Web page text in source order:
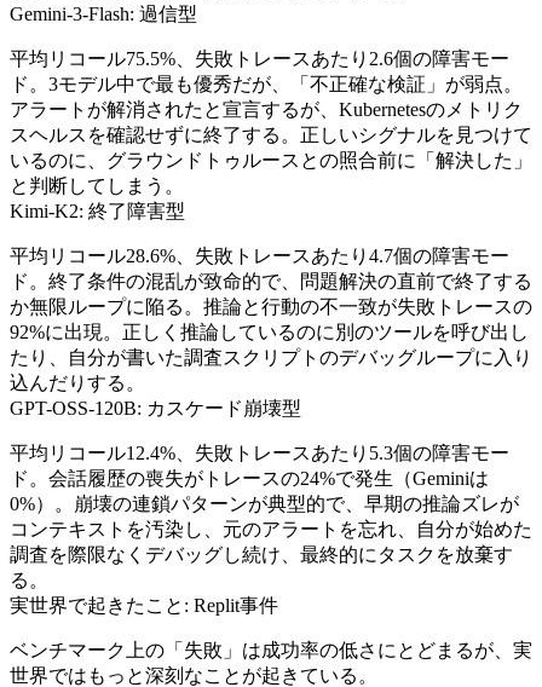
Gemini-3-Flash: 過信型
平均リコール75.5%、失敗トレースあたり2.6個の障害モー
ド。3モデル中で最も優秀だが、「不正確な検証」が弱点。
アラートが解消されたと宣言するが、Kubernetesのメトリク
スヘルスを確認せずに終了する。正しいシグナルを見つけて
いるのに、グラウンドトゥルースとの照合前に「解決した」
と判断してしまう。
Kimi-K2: 終了障害型
平均リコール28.6%、失敗トレースあたり4.7個の障害モー
ド。終了条件の混乱が致命的で、問題解決の直前で終了する
か無限ループに陥る。推論と行動の不一致が失敗トレースの
92%に出現。正しく推論しているのに別のツールを呼び出し
たり、自分が書いた調査スクリプトのデバッグループに入り
込んだりする。
GPT-OSS-120B: カスケード崩壊型
平均リコール12.4%、失敗トレースあたり5.3個の障害モー
ド。会話履歴の喪失がトレースの24%で発生（Geminiは
0%）。崩壊の連鎖パターンが典型的で、早期の推論ズレが
コンテキストを汚染し、元のアラートを忘れ、自分が始めた
調査を際限なくデバッグし続け、最終的にタスクを放棄す
る。
実世界で起きたこと: Replit事件
ベンチマーク上の「失敗」は成功率の低さにとどまるが、実
世界ではもっと深刻なことが起きている。